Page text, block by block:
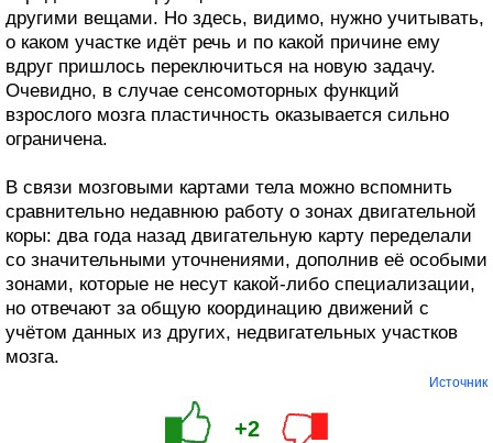
другими вещами. Но здесь, видимо, нужно учитывать,
о каком участке идёт речь и по какой причине ему
вдруг пришлось переключиться на новую задачу.
Очевидно, в случае сенсомоторных функций
взрослого мозга пластичность оказывается сильно
ограничена.
В связи мозговыми картами тела можно вспомнить
сравнительно недавнюю работу о зонах двигательной
коры: два года назад двигательную карту переделали
со значительными уточнениями, дополнив её особыми
зонами, которые не несут какой-либо специализации,
но отвечают за общую координацию движений с
учётом данных из других, недвигательных участков
мозга.
Источник
+2